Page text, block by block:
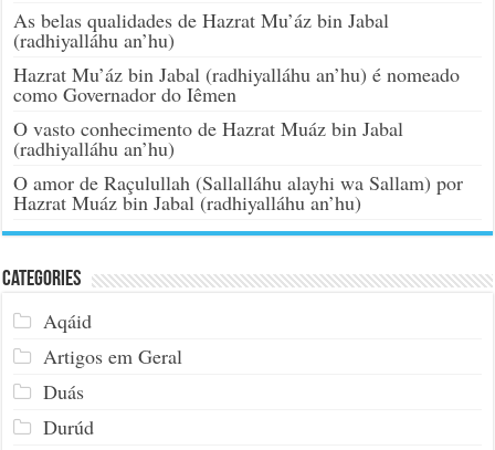
As belas qualidades de Hazrat Mu’áz bin Jabal
(radhiyalláhu an’hu)
Hazrat Mu’áz bin Jabal (radhiyalláhu an’hu) é nomeado
como Governador do Iêmen
O vasto conhecimento de Hazrat Muáz bin Jabal
(radhiyalláhu an’hu)
O amor de Raçulullah (Sallalláhu alayhi wa Sallam) por
Hazrat Muáz bin Jabal (radhiyalláhu an’hu)
Categories
Aqáid
Artigos em Geral
Duás
Durúd